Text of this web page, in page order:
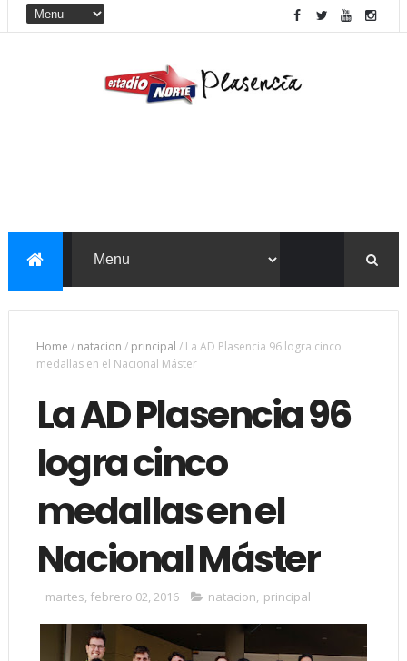
Home / natacion / principal / La AD Plasencia 96 logra cinco
medallas en el Nacional Máster
La AD Plasencia 96
logra cinco
medallas en el
Nacional Máster
martes, febrero 02, 2016 natacion, principal